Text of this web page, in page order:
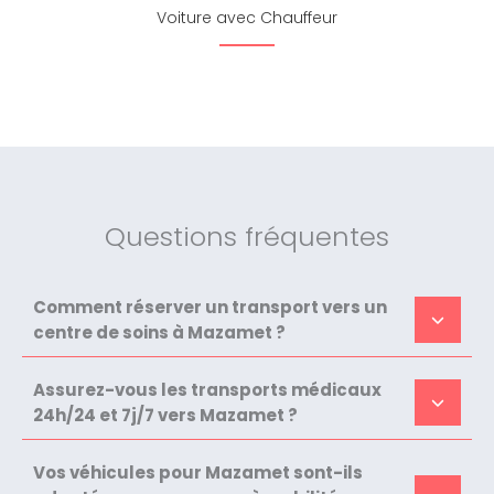
Voiture avec Chauffeur
Questions fréquentes
Comment réserver un transport vers un
centre de soins à Mazamet ?
Assurez-vous les transports médicaux
24h/24 et 7j/7 vers Mazamet ?
Vos véhicules pour Mazamet sont-ils